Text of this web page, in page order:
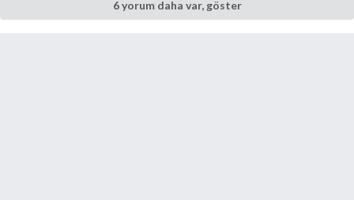
6 yorum daha var, göster